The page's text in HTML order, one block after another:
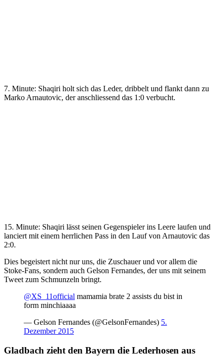
7. Minute: Shaqiri holt sich das Leder, dribbelt und flankt dann zu
Marko Arnautovic, der anschliessend das 1:0 verbucht.
15. Minute: Shaqiri lässt seinen Gegenspieler ins Leere laufen und
lanciert mit einem herrlichen Pass in den Lauf von Arnautovic das
2:0.
Dies begeistert nicht nur uns, die Zuschauer und vor allem die
Stoke-Fans, sondern auch Gelson Fernandes, der uns mit seinem
Tweet zum Schmunzeln bringt.
@XS_11official mamamia brate 2 assists du bist in
form minchiaaaa
— Gelson Fernandes (@GelsonFernandes) 5.
Dezember 2015
Gladbach zieht den Bayern die Lederhosen aus